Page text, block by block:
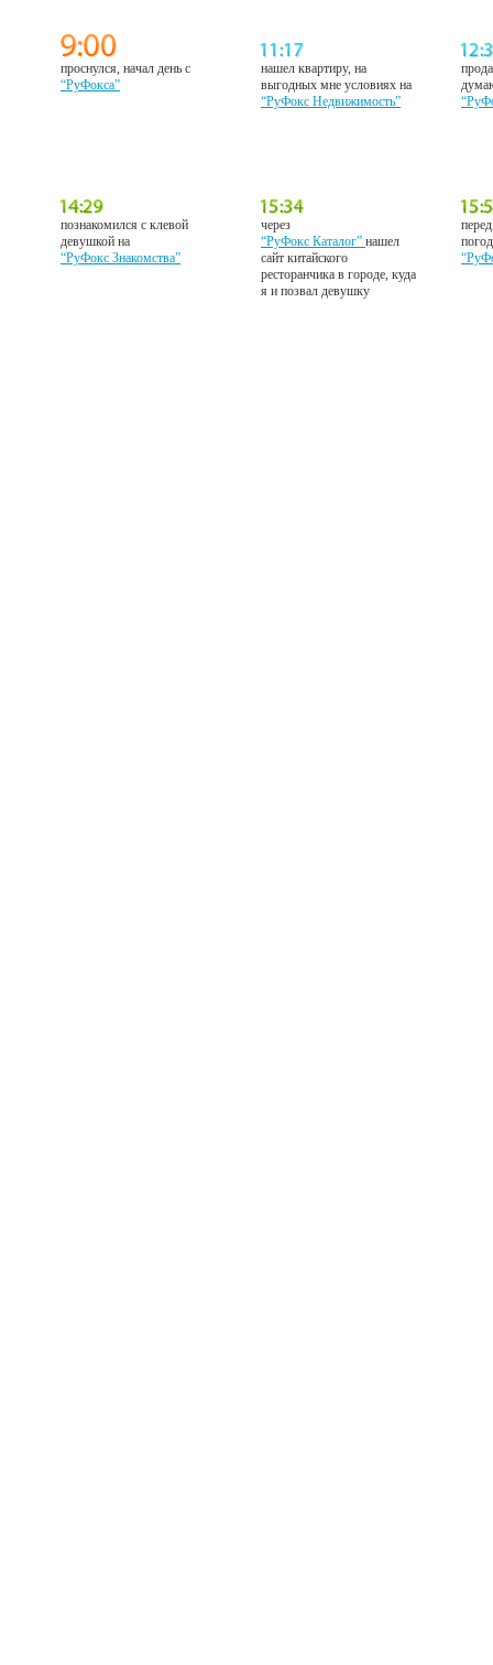
проснулся, начал день с
“РуФокса”
нашел квартиру, на
выгодных мне условиях на
“РуФокс Недвижимость”
познакомился с клевой
девушкой на
“РуФокс Знакомства”
через
“РуФокс Каталог”нашел
сайт китайского
ресторанчика в городе, куда
я и позвал девушку